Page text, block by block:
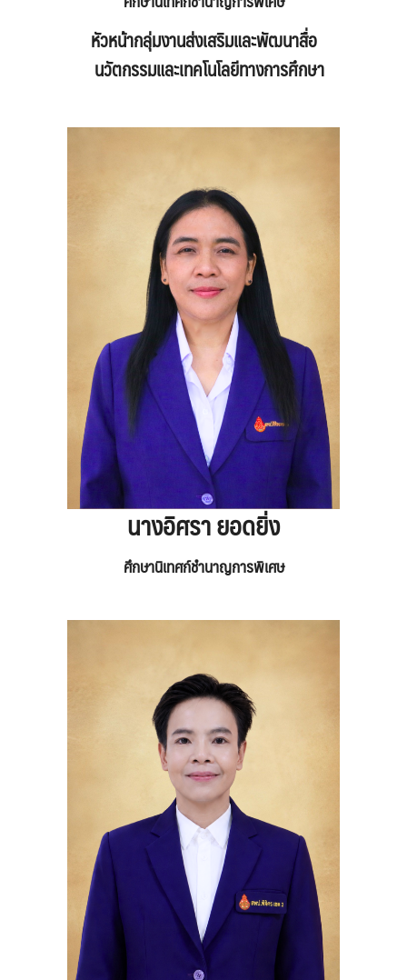
หัวหน้ากลุ่มงานส่งเสริมและพัฒนาสื่อ
นวัตกรรมและเทคโนโลยีทางการศึกษา
นางอิศรา ยอดยิ่ง
ศึกษานิเทศก์ชำนาญการพิเศษ